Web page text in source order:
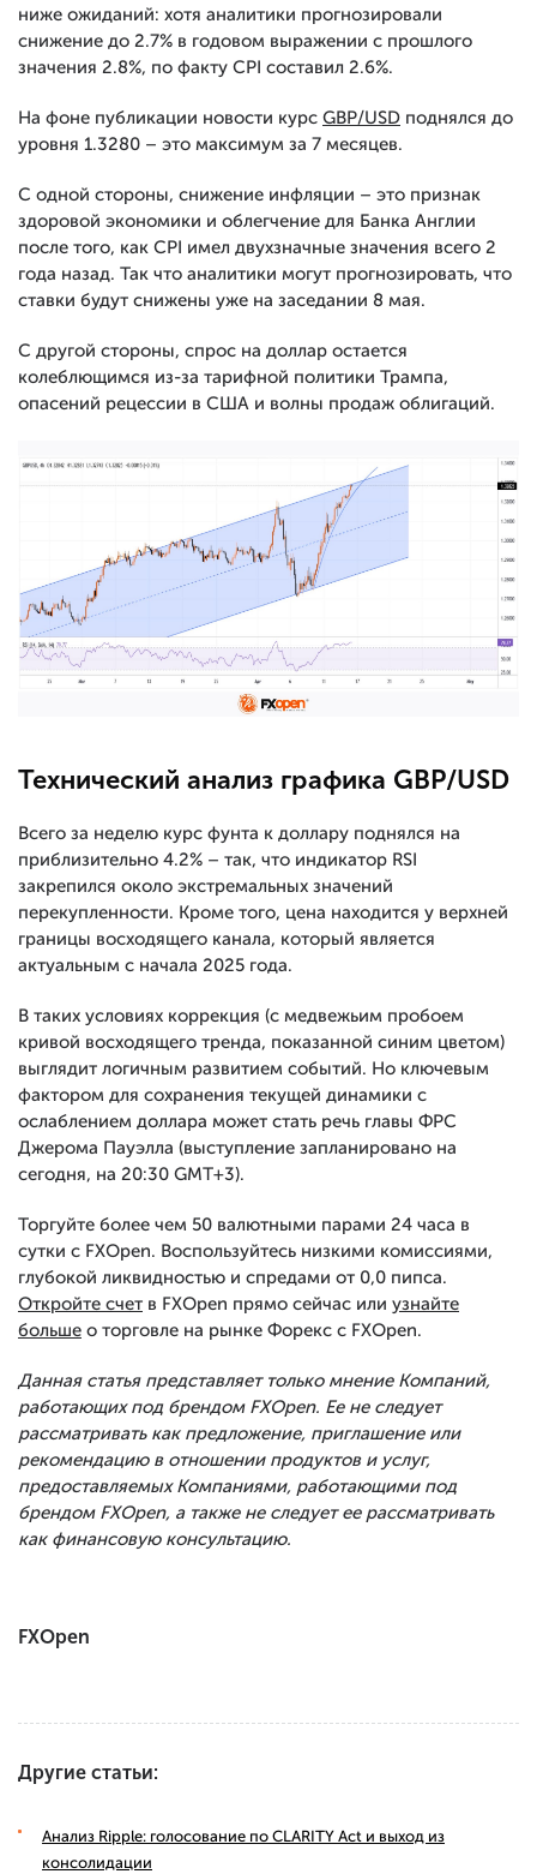
ниже ожиданий: хотя аналитики прогнозировали
снижение до 2.7% в годовом выражении с прошлого
значения 2.8%, по факту CPI составил 2.6%.
На фоне публикации новости курс GBP/USD поднялся до
уровня 1.3280 – это максимум за 7 месяцев.
С одной стороны, снижение инфляции – это признак
здоровой экономики и облегчение для Банка Англии
после того, как CPI имел двухзначные значения всего 2
года назад. Так что аналитики могут прогнозировать, что
ставки будут снижены уже на заседании 8 мая.
С другой стороны, спрос на доллар остается
колеблющимся из-за тарифной политики Трампа,
опасений рецессии в США и волны продаж облигаций.
Технический анализ графика GBP/USD
Всего за неделю курс фунта к доллару поднялся на
приблизительно 4.2% – так, что индикатор RSI
закрепился около экстремальных значений
перекупленности. Кроме того, цена находится у верхней
границы восходящего канала, который является
актуальным с начала 2025 года.
В таких условиях коррекция (с медвежьим пробоем
кривой восходящего тренда, показанной синим цветом)
выглядит логичным развитием событий. Но ключевым
фактором для сохранения текущей динамики с
ослаблением доллара может стать речь главы ФРС
Джерома Пауэлла (выступление запланировано на
сегодня, на 20:30 GMT+3).
Торгуйте более чем 50 валютными парами 24 часа в
сутки с FXOpen. Воспользуйтесь низкими комиссиями,
глубокой ликвидностью и спредами от 0,0 пипса.
Откройте счет в FXOpen прямо сейчас или узнайте
больше о торговле на рынке Форекс с FXOpen.
Данная статья представляет только мнение Компаний,
работающих под брендом FXOpen. Ее не следует
рассматривать как предложение, приглашение или
рекомендацию в отношении продуктов и услуг,
предоставляемых Компаниями, работающими под
брендом FXOpen, а также не следует ее рассматривать
как финансовую консультацию.
FXOpen
Другие статьи:
Анализ Ripple: голосование по CLARITY Act и выход из
консолидации